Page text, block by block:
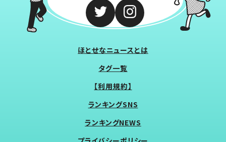
ほとせなニュースとは
タグ一覧
【利用規約】
ランキングSNS
ランキングNEWS